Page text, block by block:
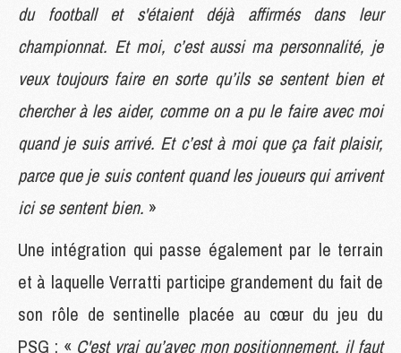
du football et s'étaient déjà affirmés dans leur
championnat. Et moi, c’est aussi ma personnalité, je
veux toujours faire en sorte qu’ils se sentent bien et
chercher à les aider, comme on a pu le faire avec moi
quand je suis arrivé. Et c’est à moi que ça fait plaisir,
parce que je suis content quand les joueurs qui arrivent
ici se sentent bien. »
Une intégration qui passe également par le terrain
et à laquelle Verratti participe grandement du fait de
son rôle de sentinelle placée au cœur du jeu du
PSG : « C'est vrai qu’avec mon positionnement, il faut